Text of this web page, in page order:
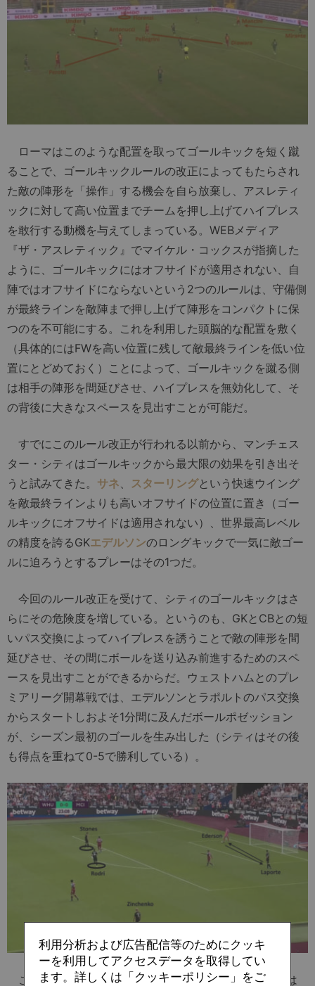
ローマはこのような配置を取ってゴールキックを短く蹴
ることで、ゴールキックルールの改正によってもたらされ
た敵の陣形を「操作」する機会を自ら放棄し、アスレティ
ックに対して高い位置までチームを押し上げてハイプレス
を敢行する動機を与えてしまっている。WEBメディア
『ザ・アスレティック』でマイケル・コックスが指摘した
ように、ゴールキックにはオフサイドが適用されない、自
陣ではオフサイドにならないという2つのルールは、守備側
が最終ラインを敵陣まで押し上げて陣形をコンパクトに保
つのを不可能にする。これを利用した頭脳的な配置を敷く
（具体的にはFWを高い位置に残して敵最終ラインを低い位
置にとどめておく）ことによって、ゴールキックを蹴る側
は相手の陣形を間延びさせ、ハイプレスを無効化して、そ
の背後に大きなスペースを見出すことが可能だ。
すでにこのルール改正が行われる以前から、マンチェス
ター・シティはゴールキックから最大限の効果を引き出そ
うと試みてきた。 サネ、 スターリングという快速ウイング
を敵最終ラインよりも高いオフサイドの位置に置き（ゴー
ルキックにオフサイドは適用されない）、世界最高レベル
の精度を誇るGKエデルソンのロングキックで一気に敵ゴー
ルに迫ろうとするプレーはその1つだ。
今回のルール改正を受けて、シティのゴールキックはさ
らにその危険度を増している。というのも、GKとCBとの短
いパス交換によってハイプレスを誘うことで敵の陣形を間
延びさせ、その間にボールを送り込み前進するためのスペ
ースを見出すことができるからだ。ウェストハムとのプレ
ミアリーグ開幕戦では、エデルソンとラポルトのパス交換
からスタートしおよそ1分間に及んだボールポゼッション
が、シーズン最初のゴールを生み出した（シティはその後
も得点を重ねて0-5で勝利している）。
この画像でもわかる通り、シティはCBを1人（ここでは
利用分析および広告配信等のためにクッキ
ーを利用してアクセスデータを取得してい
ます。詳しくは「クッキーポリシー」をご